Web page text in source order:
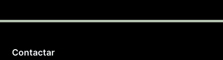
Contactar